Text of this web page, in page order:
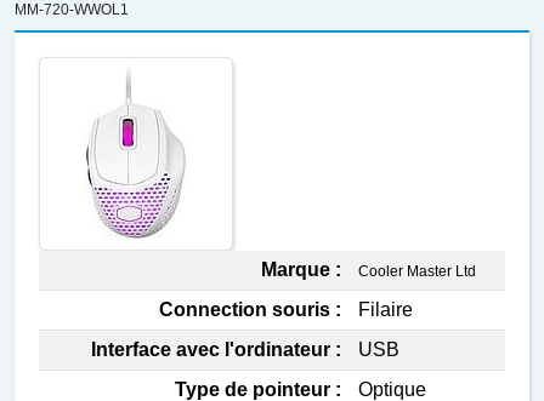
MM-720-WWOL1
Marque : Cooler Master Ltd
Connection souris :
Filaire
Interface avec l'ordinateur :
USB
Type de pointeur :
Optique